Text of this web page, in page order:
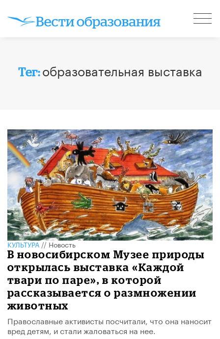
Тег:образовательная выставка
КУЛЬТУРА//Новость
В новосибирском Музее природы
открылась выставка «Каждой
твари по паре», в которой
рассказывается о размножении
животных
Православные активисты посчитали, что она наносит
вред детям, и стали жаловаться на нее.